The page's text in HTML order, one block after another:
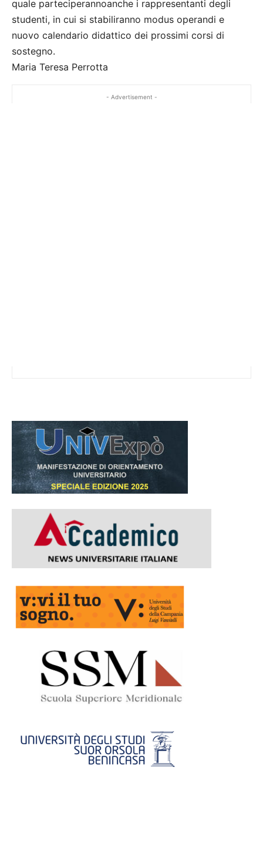
quale parteciperannoanche i rappresentanti degli
studenti, in cui si stabiliranno modus operandi e
nuovo calendario didattico dei prossimi corsi di
sostegno.
Maria Teresa Perrotta
- Advertisement -